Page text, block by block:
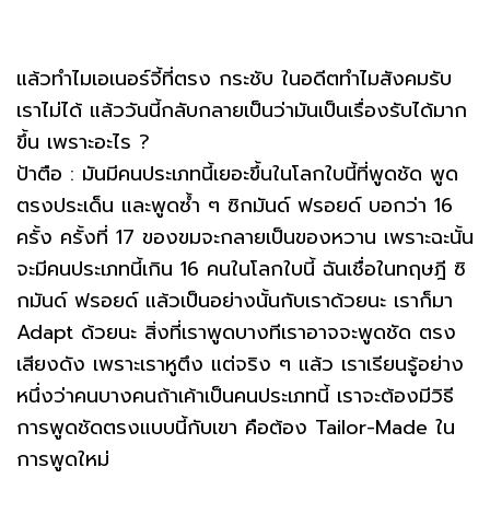
แล้วทำไมเอเนอร์จี้ที่ตรง กระชับ ในอดีตทำไมสังคมรับ
เราไม่ได้ แล้ววันนี้กลับกลายเป็นว่ามันเป็นเรื่องรับได้มาก
ขึ้น เพราะอะไร ?
ป้าตือ : มันมีคนประเภทนี้เยอะขึ้นในโลกใบนี้ที่พูดชัด พูด
ตรงประเด็น และพูดซ้ำ ๆ ซิกมันด์ ฟรอยด์ บอกว่า 16
ครั้ง ครั้งที่ 17 ของขมจะกลายเป็นของหวาน เพราะฉะนั้น
จะมีคนประเภทนี้เกิน 16 คนในโลกใบนี้ ฉันเชื่อในทฤษฎี ซิ
กมันด์ ฟรอยด์ แล้วเป็นอย่างนั้นกับเราด้วยนะ เราก็มา
Adapt ด้วยนะ สิ่งที่เราพูดบางทีเราอาจจะพูดชัด ตรง
เสียงดัง เพราะเราหูตึง แต่จริง ๆ แล้ว เราเรียนรู้อย่าง
หนึ่งว่าคนบางคนถ้าเค้าเป็นคนประเภทนี้ เราจะต้องมีวิธี
การพูดชัดตรงแบบนี้กับเขา คือต้อง Tailor-Made ใน
การพูดใหม่